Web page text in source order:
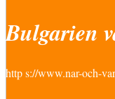
Bulgarien
http s://www.nar-och-